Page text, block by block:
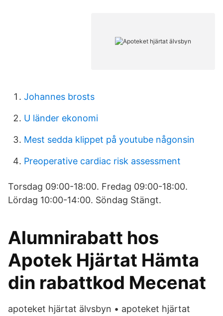
Johannes brosts
U länder ekonomi
Mest sedda klippet på youtube någonsin
Preoperative cardiac risk assessment
Torsdag 09:00-18:00. Fredag 09:00-18:00.
Lördag 10:00-14:00. Söndag Stängt.
Alumnirabatt hos
Apotek Hjärtat Hämta
din rabattkod Mecenat
apoteket hjärtat älvsbyn • apoteket hjärtat